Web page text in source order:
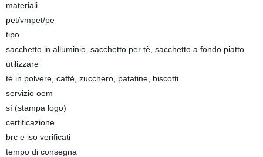
materiali
pet/vmpet/pe
tipo
sacchetto in alluminio, sacchetto per tè, sacchetto a fondo piatto
utilizzare
tè in polvere, caffè, zucchero, patatine, biscotti
servizio oem
sì (stampa logo)
certificazione
brc e iso verificati
tempo di consegna